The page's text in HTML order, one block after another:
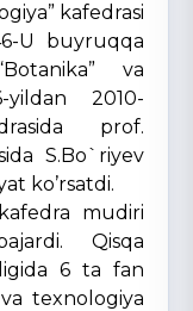
kafedrasi
U buyruqqa
va
yildan 2010-
prof.
S.Bo`riyev
ko’rsatdi.
mudiri
Qisqa
6 ta fan
texnologiya